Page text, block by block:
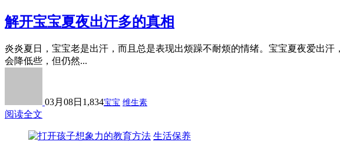
解开宝宝夏夜出汗多的真相
炎炎夏日，宝宝老是出汗，而且总是表现出烦躁不耐烦的情绪。宝宝夏夜爱出
会降低些，但仍然...
03月08日 1,834宝宝 维生素
阅读全文
生活保养